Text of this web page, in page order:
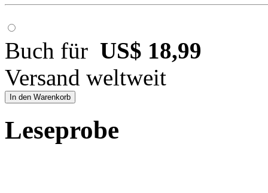
Buch für US$ 18,99
Versand weltweit
In den Warenkorb
Leseprobe